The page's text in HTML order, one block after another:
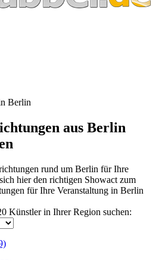
Berlin
aus Berlin
rund um Berlin für Ihre
hier den richtigen Showact zum
für Ihre Veranstaltung in Berlin
Künstler in Ihrer Region suchen: